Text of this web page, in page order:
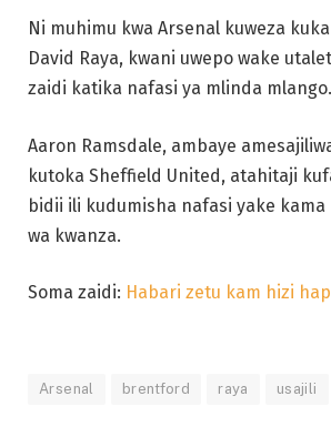
Ni muhimu kwa Arsenal kuweza
David Raya, kwani uwepo wake
zaidi katika nafasi ya mlinda mlango.
Aaron Ramsdale, ambaye
kutoka Sheffield United, atahitaji
bidii ili kudumisha nafasi yake
wa kwanza.
Soma zaidi: Habari zetu kam hizi
Arsenal brentford raya usajili